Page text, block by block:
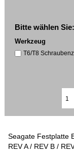
Bitte wählen Sie:
Werkzeug
T6/T8
Seagate Festplatte
REV A / REV B /